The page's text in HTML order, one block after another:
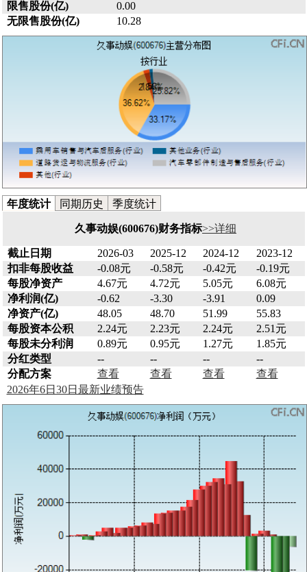
限售股份(亿)
0.00
无限售股份(亿)
10.28
年度统计 同期历史 季度统计
久事动娱(600676)财务指标>>详细
截止日期 2026-03 2025-12 2024-12
2023-12
扣非每股收益
-0.08元 -0.58元 -0.42元
-0.19元
每股净资产
4.67元 4.72元 5.05元
6.08元
净利润(亿)
-0.62 -3.30 -3.91
0.09
净资产(亿)
48.05 48.70 51.99
55.83
每股资本公积
2.24元 2.23元 2.24元
2.51元
每股未分利润
0.89元 0.95元 1.27元
1.85元
分红类型
-- -- --
--
分配方案
查看 查看 查看
查看
2026年6日30日最新业绩预告